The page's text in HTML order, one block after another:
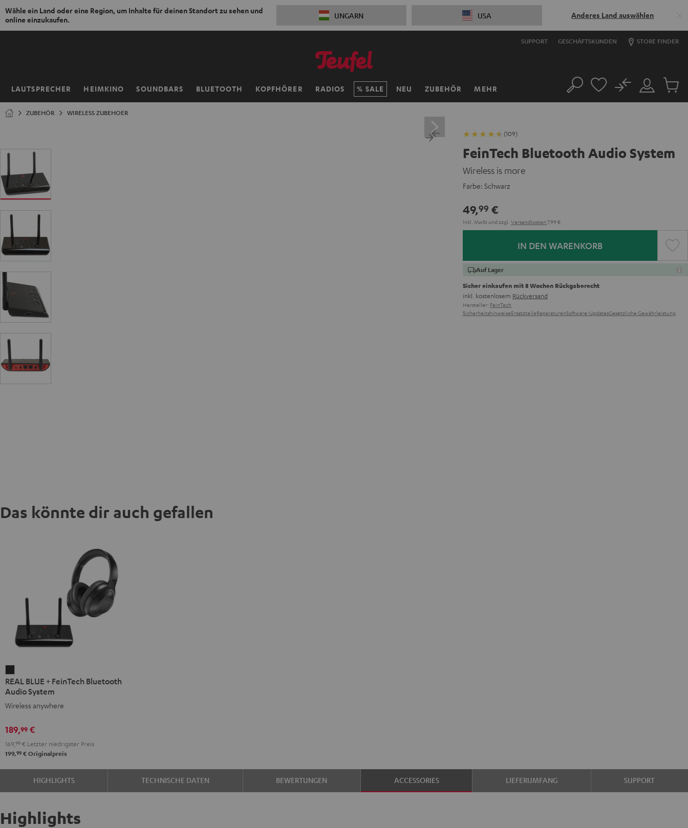
Wähle ein Land oder eine Region, um Inhalte für deinen Standort zu sehen und
online einzukaufen.
UNGARN USA Anderes Land auswählen
ZUM
SUPPORT GESCHÄFTSKUNDEN STORE FINDER
LAUTSPRECHER HEIMKINO SOUNDBARS BLUETOOTH KOPFHÖRER RADIOS SALE NEU ZUBEHÖR MEHR
Startseite Suche
Mein
Konto
No
Artikel
ZUBEHÖR WIRELESS ZUBEHOER
(109)
FeinTech Bluetooth Audio System
Wireless is more
Farbe: Schwarz
49,99 €
Inkl. MwSt und zzgl. Versandkosten 7,99 €
IN DEN WARENKORB
Auf Lager
Sicher einkaufen mit 8 Wochen Rückgaberecht
inkl. kostenlosem Rückversand
Hersteller: FeinTech
SicherheitshinweiseErsatzteileReparaturenSoftware-UpdatesGesetzliche Gewährleistung
Das könnte dir auch gefallen
BLUE
+
FeinTech
Audio
System
Night
Black
REAL BLUE + FeinTech Bluetooth
Audio System
Wireless anywhere
189,99 €
169, 99 € Letzter niedrigster Preis
199,99 € Originalpreis
HIGHLIGHTS TECHNISCHE DATEN BEWERTUNGEN ACCESSORIES LIEFERUMFANG SUPPORT
Highlights